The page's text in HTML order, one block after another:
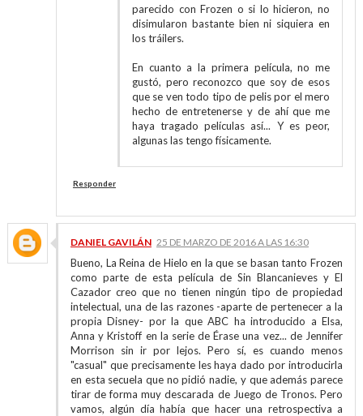
parecido con Frozen o si lo hicieron, no
disimularon bastante bien ni siquiera en
los tráilers.
En cuanto a la primera película, no me
gustó, pero reconozco que soy de esos
que se ven todo tipo de pelis por el mero
hecho de entretenerse y de ahí que me
haya tragado películas así... Y es peor,
algunas las tengo físicamente.
Responder
DANIEL GAVILÁN 25 DE MARZO DE 2016 A LAS 16:30
Bueno, La Reina de Hielo en la que se basan tanto Frozen
como parte de esta película de Sin Blancanieves y El
Cazador creo que no tienen ningún tipo de propiedad
intelectual, una de las razones -aparte de pertenecer a la
propia Disney- por la que ABC ha introducido a Elsa,
Anna y Kristoff en la serie de Érase una vez... de Jennifer
Morrison sin ir por lejos. Pero sí, es cuando menos
"casual" que precisamente les haya dado por introducirla
en esta secuela que no pidió nadie, y que además parece
tirar de forma muy descarada de Juego de Tronos. Pero
vamos, algún día había que hacer una retrospectiva a